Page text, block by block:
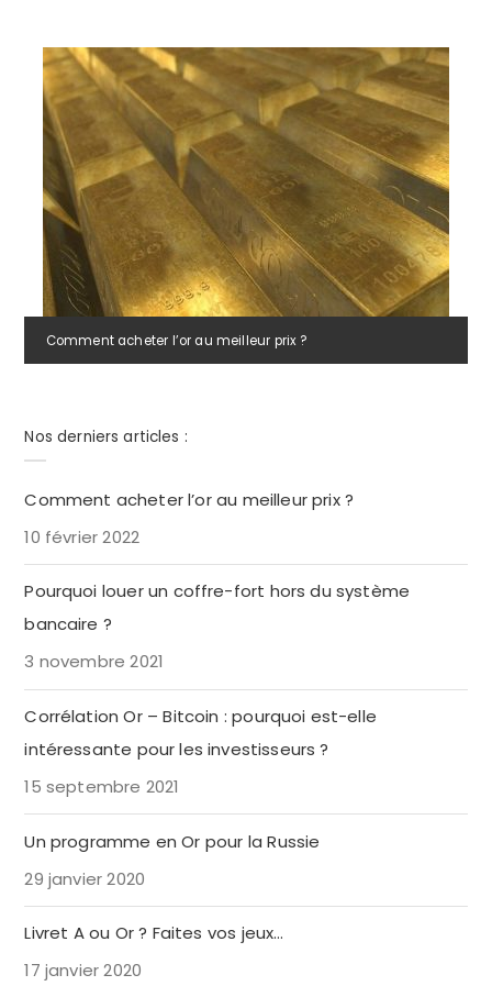
Comment acheter l’or au meilleur prix ?
Nos derniers articles :
Comment acheter l’or au meilleur prix ?
10 février 2022
Pourquoi louer un coffre-fort hors du système
bancaire ?
3 novembre 2021
Corrélation Or – Bitcoin : pourquoi est-elle
intéressante pour les investisseurs ?
15 septembre 2021
Un programme en Or pour la Russie
29 janvier 2020
Livret A ou Or ? Faites vos jeux…
17 janvier 2020